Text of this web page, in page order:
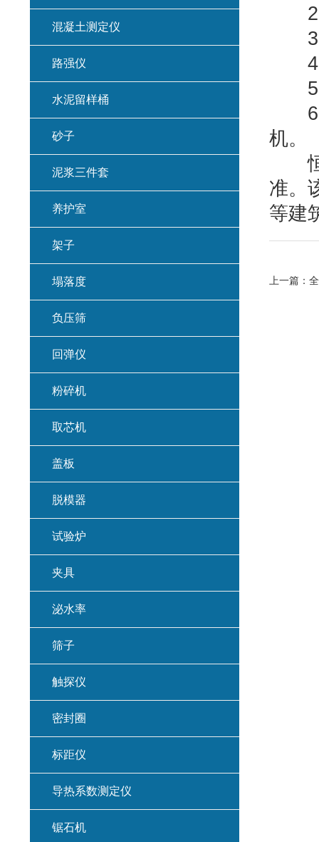
2、
3、
4、
5、
6、
机。
恒
准。
等建
上一篇：
混凝土测定仪
路强仪
水泥留样桶
砂子
泥浆三件套
养护室
架子
塌落度
负压筛
回弹仪
粉碎机
取芯机
盖板
脱模器
试验炉
夹具
泌水率
筛子
触探仪
密封圈
标距仪
导热系数测定仪
锯石机